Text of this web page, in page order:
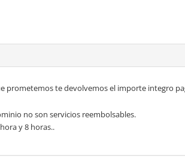
prometemos te devolvemos el importe integro
no son servicios reembolsables.
y 8 horas..